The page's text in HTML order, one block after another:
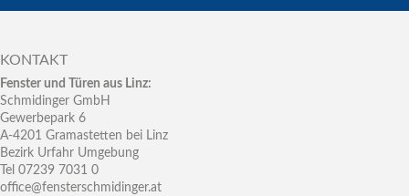
KONTAKT
Fenster und Türen aus Linz:
Schmidinger GmbH
Gewerbepark 6
A-4201 Gramastetten bei Linz
Bezirk Urfahr Umgebung
Tel 07239 7031 0
office@fensterschmidinger.at